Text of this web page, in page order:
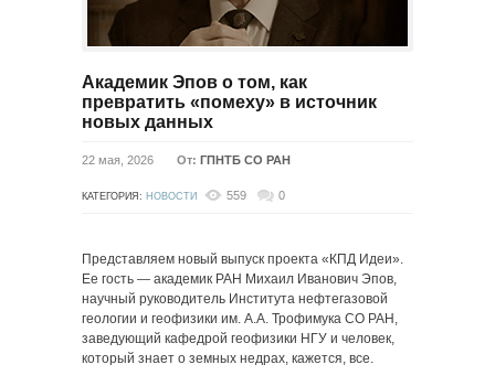
Академик Эпов о том, как
превратить «помеху» в источник
новых данных
22 мая, 2026 От: ГПНТБ СО РАН
КАТЕГОРИЯ: НОВОСТИ 559 0
Представляем новый выпуск проекта «КПД Идеи».
Ее гость — академик РАН Михаил Иванович Эпов,
научный руководитель Института нефтегазовой
геологии и геофизики им. А.А. Трофимука СО РАН,
заведующий кафедрой геофизики НГУ и человек,
который знает о земных недрах, кажется, все.